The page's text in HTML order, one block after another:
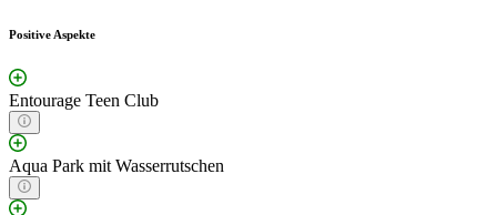
Positive Aspekte
Entourage Teen Club
Aqua Park mit Wasserrutschen